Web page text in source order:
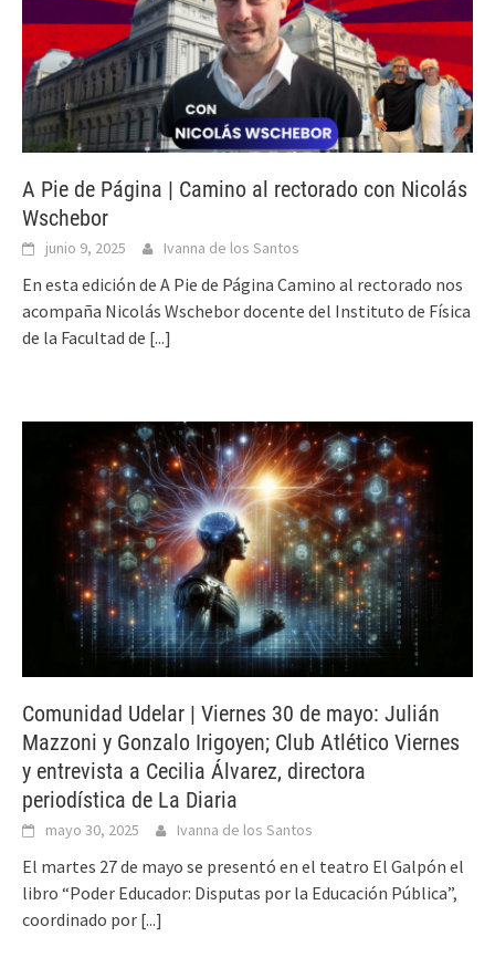
A Pie de Página | Camino al rectorado con Nicolás
Wschebor
junio 9, 2025 Ivanna de los Santos
En esta edición de A Pie de Página Camino al rectorado nos
acompaña Nicolás Wschebor docente del Instituto de Física
de la Facultad de [...]
Comunidad Udelar | Viernes 30 de mayo: Julián
Mazzoni y Gonzalo Irigoyen; Club Atlético Viernes
y entrevista a Cecilia Álvarez, directora
periodística de La Diaria
mayo 30, 2025 Ivanna de los Santos
El martes 27 de mayo se presentó en el teatro El Galpón el
libro “Poder Educador: Disputas por la Educación Pública”,
coordinado por [...]